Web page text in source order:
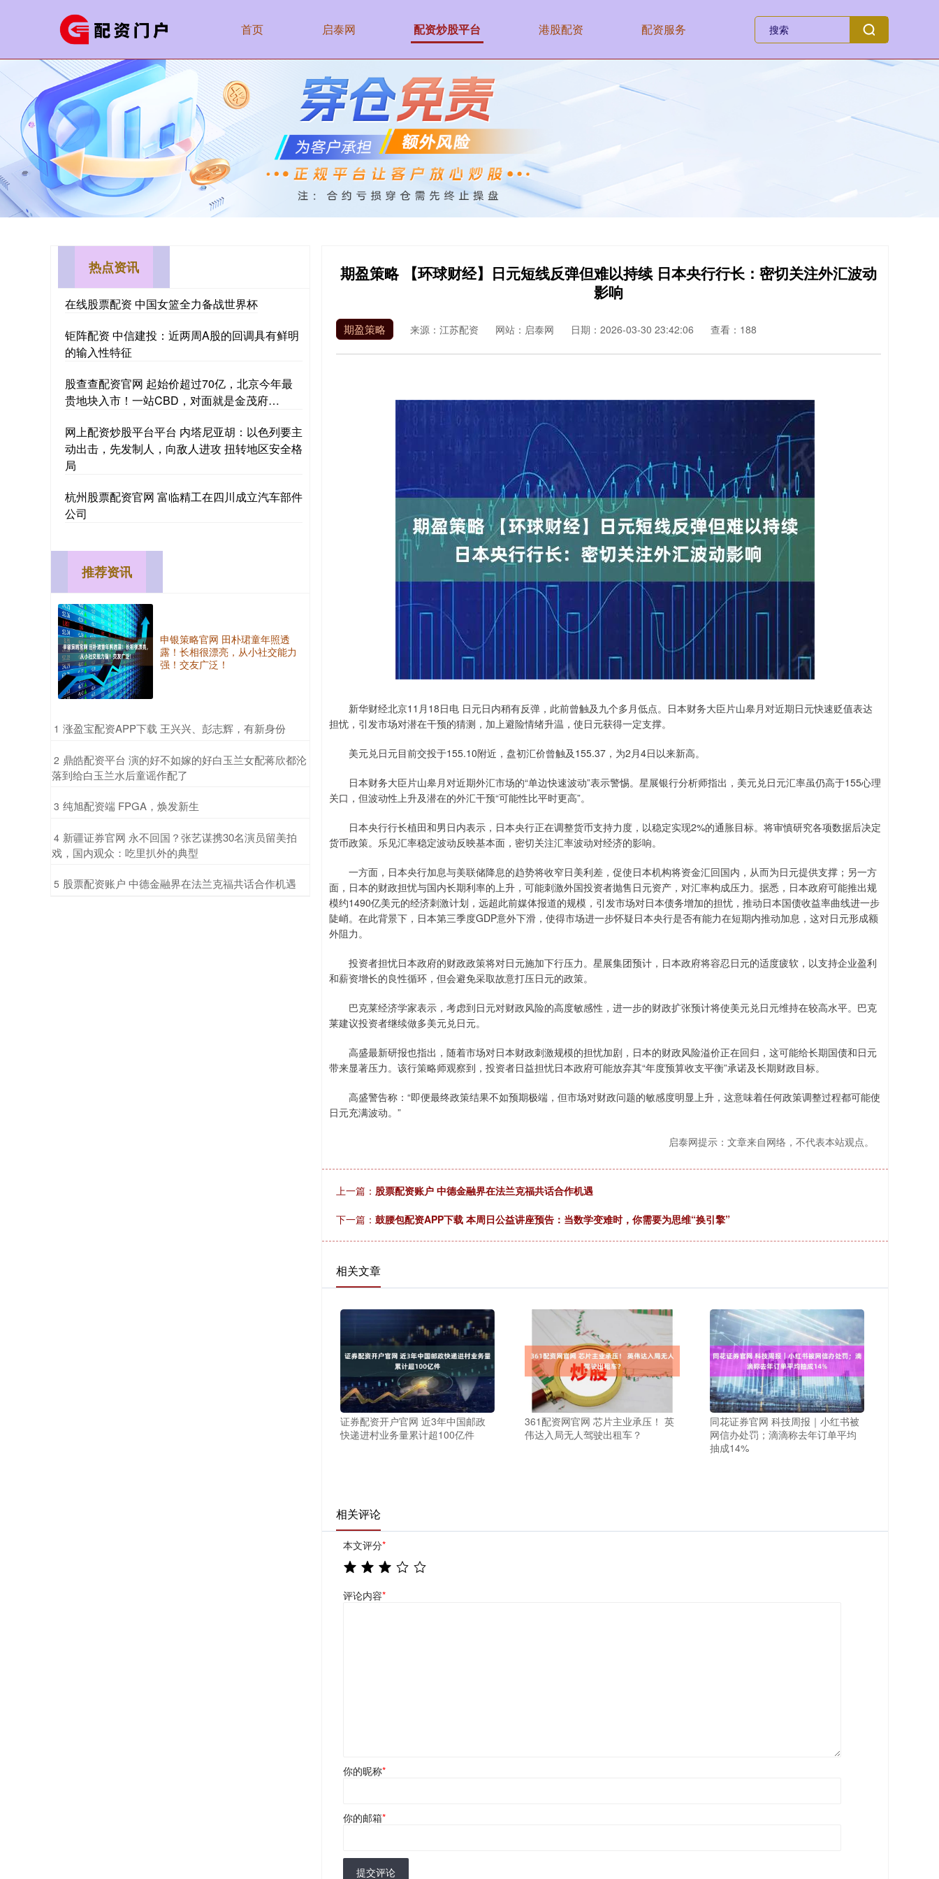
首页 启泰网 配资炒股平台 港股配资 配资服务
期盈策略 【环球财经】日元短线反弹但难以持续 日本央行行长：密切关注外汇波动
影响
期盈策略 来源：江苏配资 网站：启泰网 日期：2026-03-30 23:42:06 查看：188
新华财经北京11月18日电 日元日内稍有反弹，此前曾触及九个多月低点。日本财务大臣片山皋月对近期日元快速贬值表达
担忧，引发市场对潜在干预的猜测，加上避险情绪升温，使日元获得一定支撑。
美元兑日元目前交投于155.10附近，盘初汇价曾触及155.37，为2月4日以来新高。
日本财务大臣片山皋月对近期外汇市场的“单边快速波动”表示警惕。星展银行分析师指出，美元兑日元汇率虽仍高于155心理
关口，但波动性上升及潜在的外汇干预“可能性比平时更高”。
日本央行行长植田和男日内表示，日本央行正在调整货币支持力度，以稳定实现2%的通胀目标。将审慎研究各项数据后决定
货币政策。乐见汇率稳定波动反映基本面，密切关注汇率波动对经济的影响。
一方面，日本央行加息与美联储降息的趋势将收窄日美利差，促使日本机构将资金汇回国内，从而为日元提供支撑；另一方
面，日本的财政担忧与国内长期利率的上升，可能刺激外国投资者抛售日元资产，对汇率构成压力。据悉，日本政府可能推出规
模约1490亿美元的经济刺激计划，远超此前媒体报道的规模，引发市场对日本债务增加的担忧，推动日本国债收益率曲线进一步
陡峭。在此背景下，日本第三季度GDP意外下滑，使得市场进一步怀疑日本央行是否有能力在短期内推动加息，这对日元形成额
外阻力。
投资者担忧日本政府的财政政策将对日元施加下行压力。星展集团预计，日本政府将容忍日元的适度疲软，以支持企业盈利
和薪资增长的良性循环，但会避免采取故意打压日元的政策。
巴克莱经济学家表示，考虑到日元对财政风险的高度敏感性，进一步的财政扩张预计将使美元兑日元维持在较高水平。巴克
莱建议投资者继续做多美元兑日元。
高盛最新研报也指出，随着市场对日本财政刺激规模的担忧加剧，日本的财政风险溢价正在回归，这可能给长期国债和日元
带来显著压力。该行策略师观察到，投资者日益担忧日本政府可能放弃其“年度预算收支平衡”承诺及长期财政目标。
高盛警告称：“即便最终政策结果不如预期极端，但市场对财政问题的敏感度明显上升，这意味着任何政策调整过程都可能使
日元充满波动。”
启泰网提示：文章来自网络，不代表本站观点。
上一篇： 股票配资账户 中德金融界在法兰克福共话合作机遇
下一篇： 鼓腰包配资APP下载 本周日公益讲座预告：当数学变难时，你需要为思维“换引擎”
相关文章
证券配资开户官网 近3年中国邮政
快递进村业务量累计超100亿件
361配资网官网 芯片主业承压！ 英
伟达入局无人驾驶出租车？
同花证券官网 科技周报｜小红书被
网信办处罚；滴滴称去年订单平均
抽成14%
相关评论
本文评分*
评论内容*
你的昵称*
你的邮箱*
提交评论
热点资讯
在线股票配资 中国女篮全力备战世界杯
钜阵配资 中信建投：近两周A股的回调具有鲜明
的输入性特征
股查查配资官网 起始价超过70亿，北京今年最
贵地块入市！一站CBD，对面就是金茂府…
网上配资炒股平台平台 内塔尼亚胡：以色列要主
动出击，先发制人，向敌人进攻 扭转地区安全格
局
杭州股票配资官网 富临精工在四川成立汽车部件
公司
推荐资讯
申银策略官网 田朴珺童年照透
露！长相很漂亮，从小社交能力
强！交友广泛！
1 ​涨盈宝配资APP下载 王兴兴、彭志辉，有新身份
2 ​鼎皓配资平台 演的好不如嫁的好白玉兰女配蒋欣都沦
落到给白玉兰水后童谣作配了
3 ​纯旭配资端 FPGA，焕发新生
4 ​新疆证券官网 永不回国？张艺谋携30名演员留美拍
戏，国内观众：吃里扒外的典型
5 ​股票配资账户 中德金融界在法兰克福共话合作机遇